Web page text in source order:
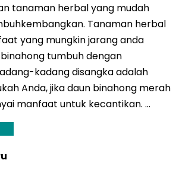
tanaman herbal yang mudah
Tanaman herbal
yang mungkin jarang anda
tumbuh dengan
kadang disangka adalah
Anda, jika daun binahong merah
manfaat untuk kecantikan. …